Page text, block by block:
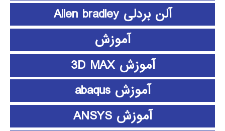
آلن بردلی Allen bradley
آموزش
آموزش 3D MAX
آموزش abaqus
آموزش ANSYS